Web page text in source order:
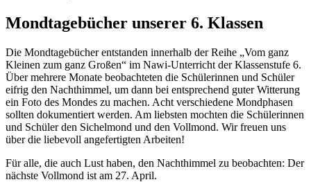
Mondtagebücher unserer 6. Klassen
Die Mondtagebücher entstanden innerhalb der Reihe „Vom ganz
Kleinen zum ganz Großen“ im Nawi-Unterricht der Klassenstufe 6.
Über mehrere Monate beobachteten die Schülerinnen und Schüler
eifrig den Nachthimmel, um dann bei entsprechend guter Witterung
ein Foto des Mondes zu machen. Acht verschiedene Mondphasen
sollten dokumentiert werden. Am liebsten mochten die Schülerinnen
und Schüler den Sichelmond und den Vollmond. Wir freuen uns
über die liebevoll angefertigten Arbeiten!
Für alle, die auch Lust haben, den Nachthimmel zu beobachten: Der
nächste Vollmond ist am 27. April.